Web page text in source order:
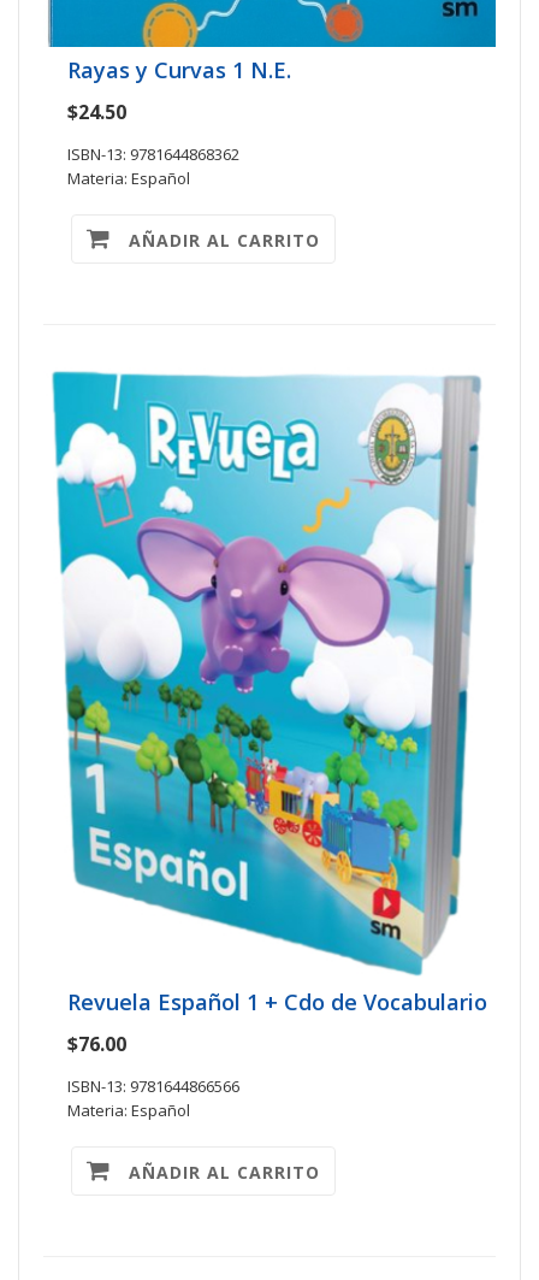
Rayas y Curvas 1 N.E.
$24.50
ISBN-13: 9781644868362
Materia: Español
AÑADIR AL CARRITO
Revuela Español 1 + Cdo de Vocabulario
$76.00
ISBN-13: 9781644866566
Materia: Español
AÑADIR AL CARRITO